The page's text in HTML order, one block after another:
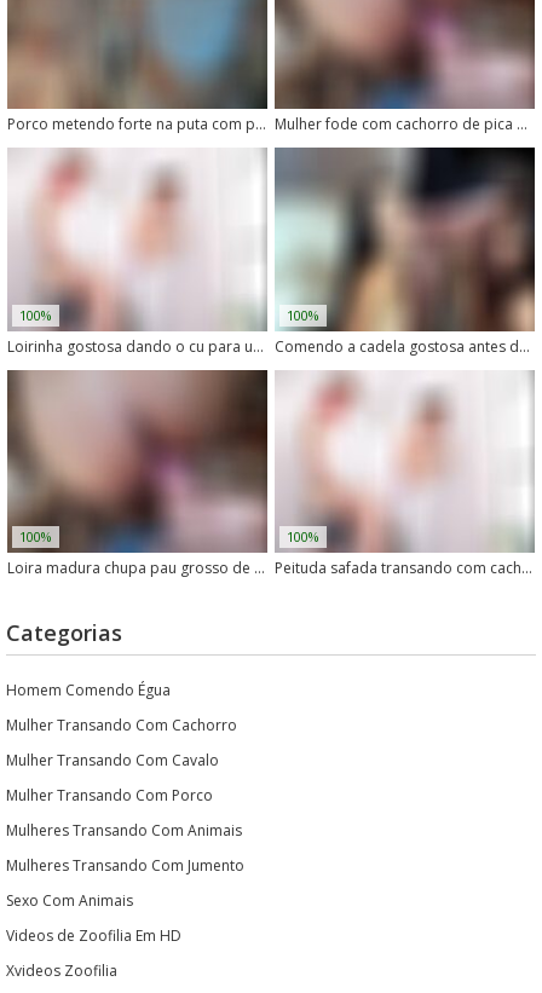
Porco metendo forte na puta com piercing na buceta Mulher fode com cachorro de pica grossa e safado
100%
Loirinha gostosa dando o cu para um cachorro enorme
100%
Comendo a cadela gostosa antes da esposa voltar para casa
100%
Loira madura chupa pau grosso de cachorro com safadeza
100%
Peituda safada transando com cachorro
Categorias
Homem Comendo Égua
Mulher Transando Com Cachorro
Mulher Transando Com Cavalo
Mulher Transando Com Porco
Mulheres Transando Com Animais
Mulheres Transando Com Jumento
Sexo Com Animais
Videos de Zoofilia Em HD
Xvideos Zoofilia